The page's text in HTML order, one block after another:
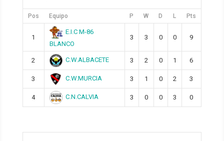
Pos Equipo P W D L Pts
1
E.I.C M-86
BLANCO
3 3 0 0 9
2 C.W.ALBACETE 3 2 0 1 6
3 C.W.MURCIA 3 1 0 2 3
4 C.N.CALVIA 3 0 0 3 0